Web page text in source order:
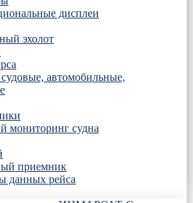
дисплеи
эхолот
автомобильные,
мониторинг судна
приемник
данных рейса